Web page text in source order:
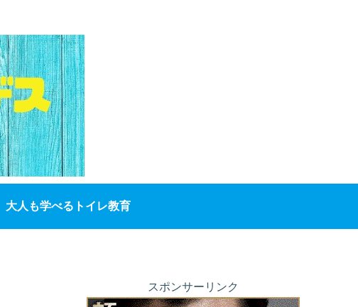
大人も学べるトイレ教育
スポンサーリンク